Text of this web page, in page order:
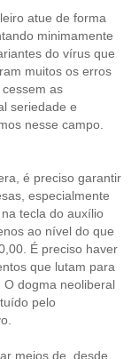
atue de forma
minimamente
do vírus que
muitos os erros
as
seriedade e
nesse campo.
é preciso garantir
especialmente
tecla do auxílio
ao nível do que
É preciso haver
que lutam para
dogma neoliberal
pelo
meios de, desde